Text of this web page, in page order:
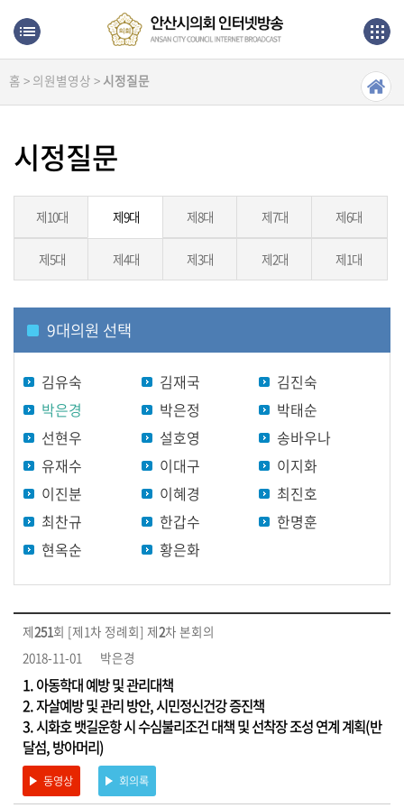
본문으로 바로가기
메인메뉴 바로가기
생
방
본
회
의
상
임
위
원
회
의
원
별
영
홍
보
상
영
상
검
색
홈 > 의원별영상 > 시정질문
시정질문
제10대 제9대 제8대 제7대 제6대
제5대 제4대 제3대 제2대 제1대
9대의원 선택
김유숙 김재국
김진숙
박은경
박은정
박태순
선현우
설호영
송바우나
유재수
이대구
이지화
이진분
이혜경
최진호
최찬규
한갑수
한명훈
현옥순
황은화
제251회 [제1차 정례회] 제2차 본회의
2018-11-01
박은경
1. 아동학대 예방 및 관리대책
2. 자살예방 및 관리 방안, 시민정신건강 증진책
3. 시화호 뱃길운항 시 수심불리조건 대책 및 선착장 조성 연계 계획(반
달섬, 방아머리)
동영상 회의록